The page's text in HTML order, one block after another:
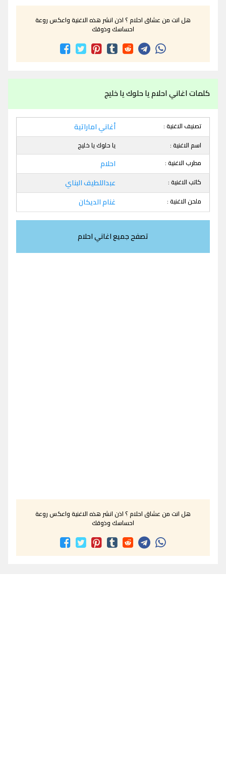
هل انت من عشاق احلام ؟ اذن انشر هذه الاغنية واعكس روعة
احساسك وذوقك
كلمات اغاني احلام يا حلوك يا خليج
تصنيف الاغنية : أغاني اماراتية
اسم الاغنية :
يا حلوك يا خليج
مطرب الاغنية :
احلام
كاتب الاغنية : عبداللطيف البناي
ملحن الاغنية : غنام الديكان
تصفح جميع اغاني احلام
هل انت من عشاق احلام ؟ اذن انشر هذه الاغنية واعكس روعة
احساسك وذوقك